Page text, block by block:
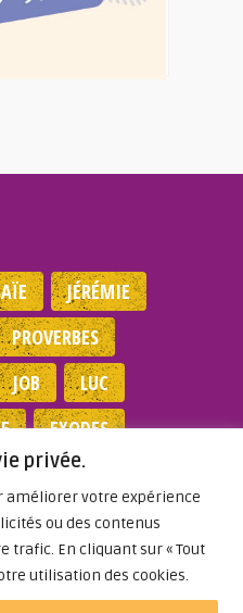
privée.
améliorer votre expérience
ou des contenus
trafic. En cliquant sur « Tout
utilisation des cookies.
JÉRÉMIE
PROVERBES
JOB
LUC
EXODES
1 SAMUEL
|Politique de
|Dieu A Agi
Vie